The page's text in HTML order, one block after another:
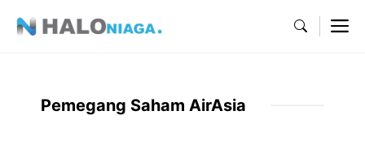
Pemegang Saham AirAsia